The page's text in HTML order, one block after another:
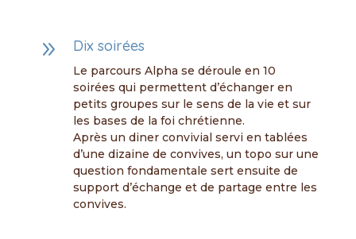
9 Dix soirées
Le parcours Alpha se déroule en 10
soirées qui permettent d’échanger en
petits groupes sur le sens de la vie et sur
les bases de la foi chrétienne.
Après un diner convivial servi en tablées
d’une dizaine de convives, un topo sur une
question fondamentale sert ensuite de
support d’échange et de partage entre les
convives.